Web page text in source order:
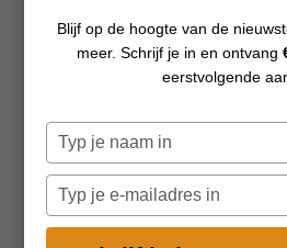
Blijf op de hoogte van de
meer. Schrijf je in en ontvang
eerstvolgende
Typ
je
naam
Typ
je
e-
Mette Saabye
edelsmid gevolgd. Zij heeft in
gestudeerd bij de Fuji Studio en bij
Edelmetalen, waar zij in 1996 is
werkt zij als ontwerper en